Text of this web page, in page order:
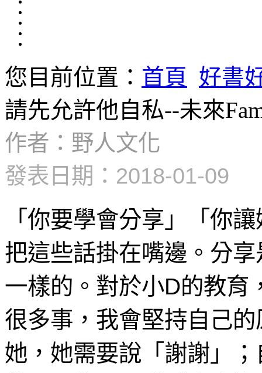
您目前位置： 首頁 好書
請先允許他自私--未來
作者：野人文化
發表日期：2018-01-09
「你要學會分享」「你
把這些話掛在嘴邊。分
一樣的。對於小D的教育
很多事，我會堅持自己
她，她需要說「謝謝」